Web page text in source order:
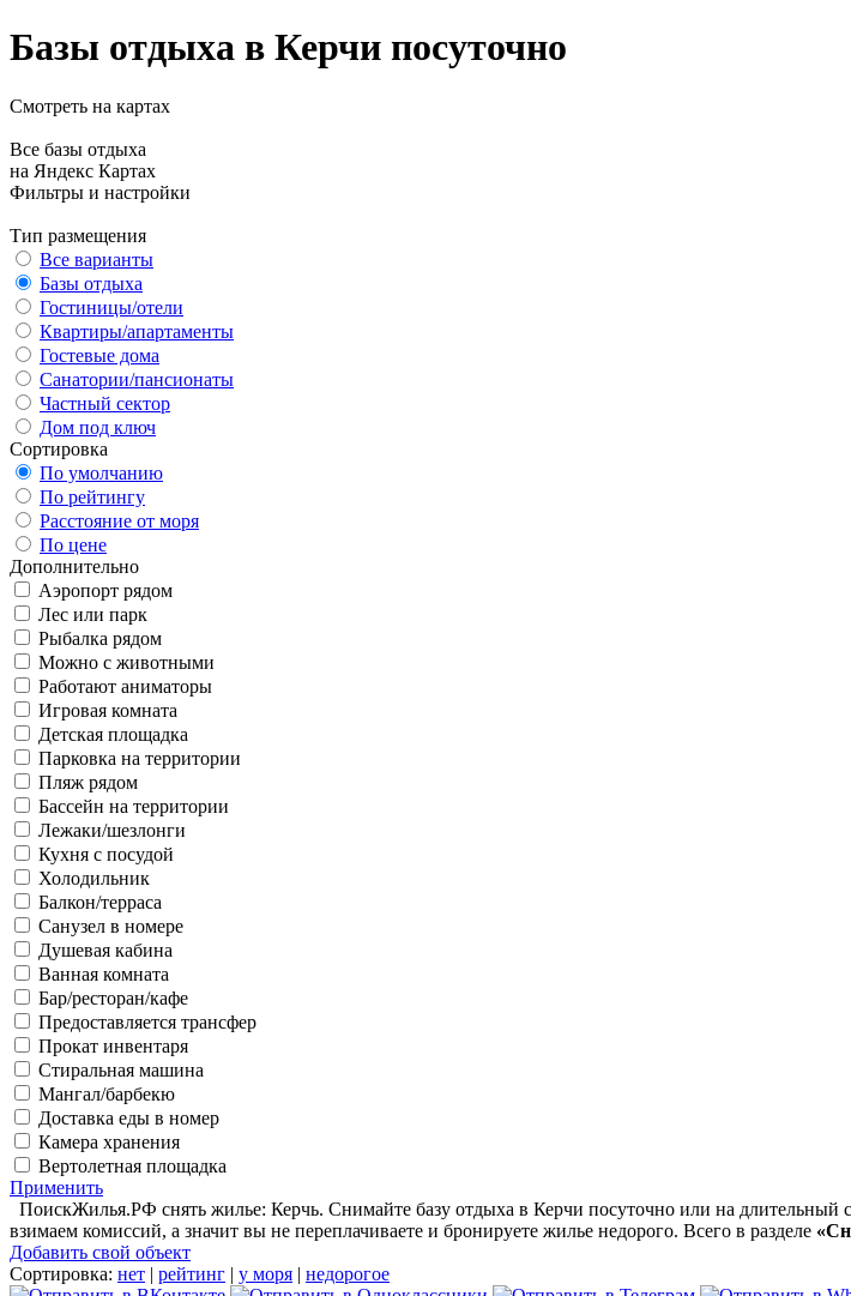
Базы отдыха в Керчи посуточно
Смотреть на картах
Все базы отдыха
на Яндекс Картах
Фильтры и настройки
Тип размещения
Все варианты
Базы отдыха
Гостиницы/отели
Квартиры/апартаменты
Гостевые дома
Санатории/пансионаты
Частный сектор
Дом под ключ
Сортировка
По умолчанию
По рейтингу
Расстояние от моря
По цене
Дополнительно
Аэропорт рядом
Лес или парк
Рыбалка рядом
Можно с животными
Работают аниматоры
Игровая комната
Детская площадка
Парковка на территории
Пляж рядом
Бассейн на территории
Лежаки/шезлонги
Кухня с посудой
Холодильник
Балкон/терраса
Санузел в номере
Душевая кабина
Ванная комната
Бар/ресторан/кафе
Предоставляется трансфер
Прокат инвентаря
Стиральная машина
Мангал/барбекю
Доставка еды в номер
Камера хранения
Вертолетная площадка
Применить
ПоискЖилья.РФ снять жилье: Керчь. Снимайте базу отдыха в Керчи посуточно или на
взимаем комиссий, а значит вы не переплачиваете и бронируете жилье недорого. Всего в разделе
Добавить свой объект
Сортировка: нет | рейтинг | у моря | недорогое